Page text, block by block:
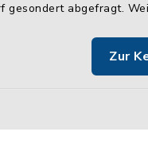
gesondert abgefragt.
Zur